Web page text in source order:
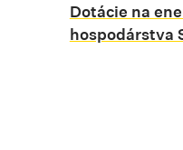
Dotácie na
hospodárstva